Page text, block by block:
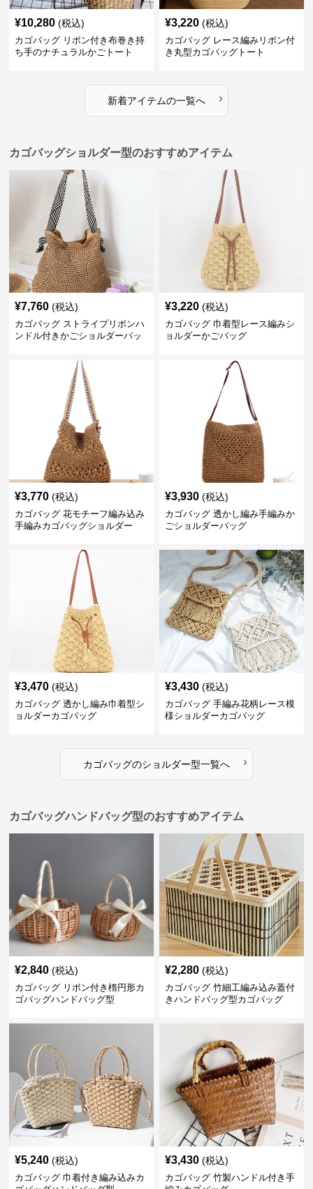
¥10,280 (税込)
カゴバッグ リボン付き布巻き持
ち手のナチュラルかごトート
¥3,220 (税込)
カゴバッグ レース編みリボン付
き丸型カゴバッグトート
新着アイテムの一覧へ ›
カゴバッグショルダー型のおすすめアイテム
¥7,760 (税込)
カゴバッグ ストライプリボンハ
ンドル付きかごショルダーバッ
¥3,220 (税込)
カゴバッグ 巾着型レース編みシ
ョルダーかごバッグ
¥3,770 (税込)
カゴバッグ 花モチーフ編み込み
手編みカゴバッグショルダー
¥3,930 (税込)
カゴバッグ 透かし編み手編みか
ごショルダーバッグ
¥3,470 (税込)
カゴバッグ 透かし編み巾着型シ
ョルダーカゴバッグ
¥3,430 (税込)
カゴバッグ 手編み花柄レース模
様ショルダーカゴバッグ
カゴバッグのショルダー型一覧へ ›
カゴバッグハンドバッグ型のおすすめアイテム
¥2,840 (税込)
カゴバッグ リボン付き楕円形カ
ゴバッグハンドバッグ型
¥2,280 (税込)
カゴバッグ 竹細工編み込み蓋付
きハンドバッグ型カゴバッグ
¥5,240 (税込)
カゴバッグ 巾着付き編み込みカ
¥3,430 (税込)
カゴバッグ 竹製ハンドル付き手